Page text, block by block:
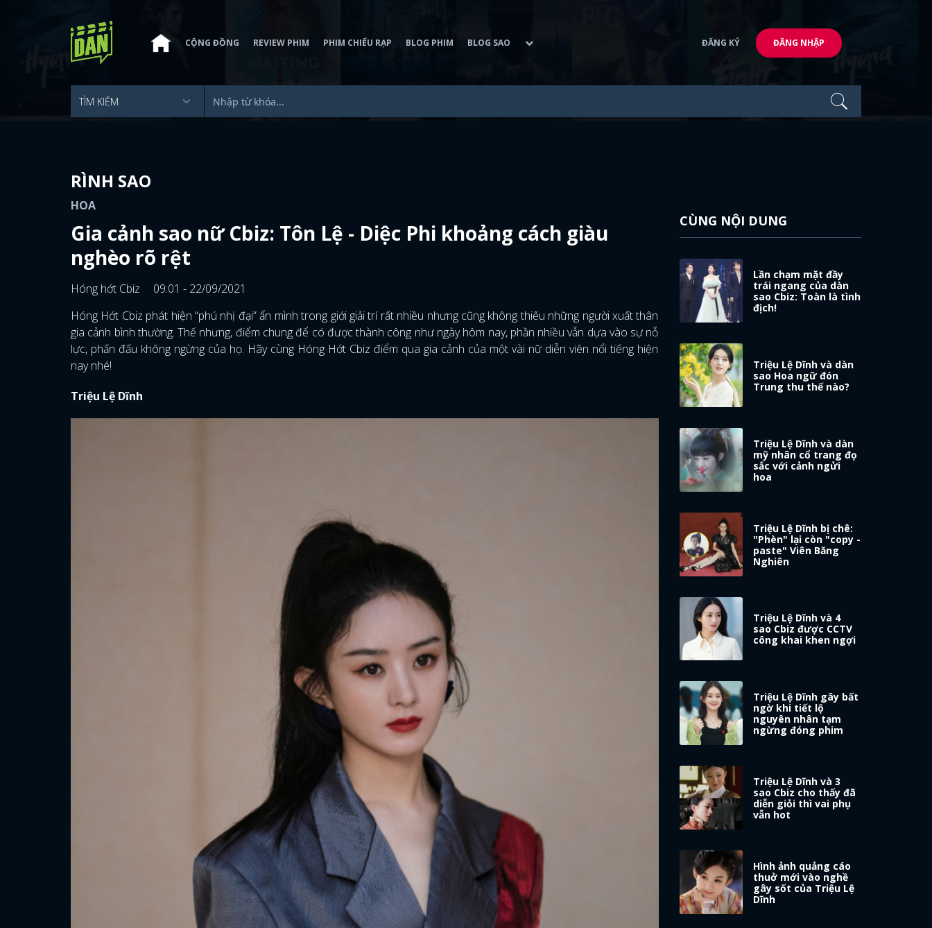
CỘNG ĐỒNG REVIEW PHIM PHIM CHIẾU RẠP BLOG PHIM BLOG SAO ĐĂNG KÝ ĐĂNG NHẬP
RÌNH SAO
HOA
Gia cảnh sao nữ Cbiz: Tôn Lệ - Diệc Phi khoảng cách giàu
nghèo rõ rệt
Hóng hớt Cbiz
09:01 - 22/09/2021
Hóng Hớt Cbiz phát hiện “phú nhị đại” ẩn mình trong giới giải trí rất nhiều nhưng cũng không thiếu những người xuất thân
gia cảnh bình thường. Thế nhưng, điểm chung để có được thành công như ngày hôm nay, phần nhiều vẫn dựa vào sự nỗ
lực, phấn đấu không ngừng của họ. Hãy cùng Hóng Hớt Cbiz điểm qua gia cảnh của một vài nữ diễn viên nổi tiếng hiện
nay nhé!
Triệu Lệ Dĩnh
CÙNG NỘI DUNG
Lần chạm mặt đầy
trái ngang của dàn
sao Cbiz: Toàn là tình
địch!
Triệu Lệ Dĩnh và dàn
sao Hoa ngữ đón
Trung thu thế nào?
Triệu Lệ Dĩnh và dàn
mỹ nhân cổ trang đọ
sắc với cảnh ngửi
hoa
Triệu Lệ Dĩnh bị chê:
"Phèn" lại còn "copy -
paste" Viên Băng
Nghiên
Triệu Lệ Dĩnh và 4
sao Cbiz được CCTV
công khai khen ngợi
Triệu Lệ Dĩnh gây bất
ngờ khi tiết lộ
nguyên nhân tạm
ngừng đóng phim
Triệu Lệ Dĩnh và 3
sao Cbiz cho thấy đã
diễn giỏi thì vai phụ
vẫn hot
Hình ảnh quảng cáo
thuở mới vào nghề
gây sốt của Triệu Lệ
Dĩnh